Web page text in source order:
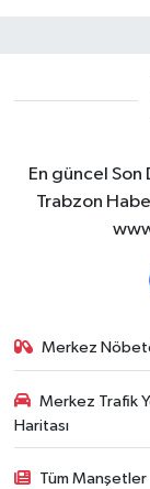
En güncel
Trabzon
Merkez
Merkez Trafik
Haritası
Tüm Manşetler